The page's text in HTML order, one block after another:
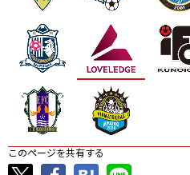
このページを共有する